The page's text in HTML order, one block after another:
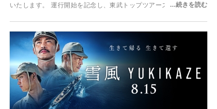
いたします。 運行開始を記念し、東武トップツアーズ株式会社では
2025年9月12日(金)より発売いたします。